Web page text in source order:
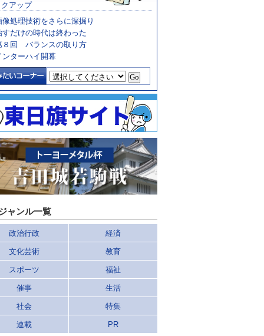
アップ
像処理技術をさらに深掘り
すだけの時代は終わった
８回 バランスの取り方
ンターハイ開幕
ャンル一覧
政治行政 経済
文化芸術 教育
スポーツ 福祉
催事 生活
社会 特集
連載 PR